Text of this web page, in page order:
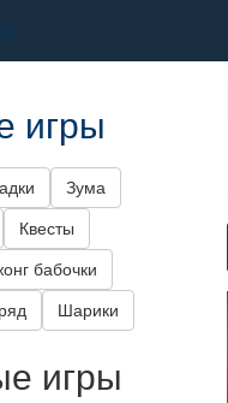
игры
Зума
Квесты
бабочки
Шарики
игры